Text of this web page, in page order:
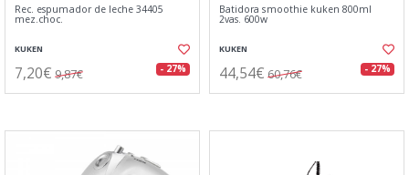
Rec. espumador de leche 34405
mez.choc.
KUKEN
7,20€ 9,87€ - 27%
Batidora smoothie kuken 800ml
2vas. 600w
KUKEN
44,54€ 60,76€ - 27%